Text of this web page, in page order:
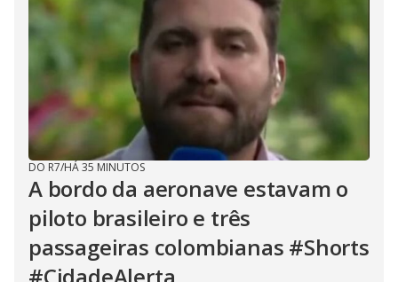
DO R7/HÁ 35 MINUTOS
A bordo da aeronave estavam o
piloto brasileiro e três
passageiras colombianas #Shorts